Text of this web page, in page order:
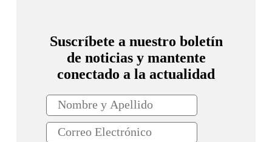
Suscríbete a nuestro boletín
de noticias y mantente
conectado a la actualidad